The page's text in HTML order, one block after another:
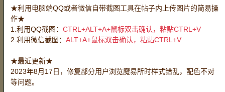
消耗品：
全部 料理 血瓶 时水
技能草
材料：
全部 挖掘 狩猎 伐木 宝石
务
有偿服务：
全部 装备加工 药剂制作
料理烹饪
★利用电脑端QQ或者微信自带截图工具在帖子内上传图片的简易操
作★
1.利用QQ截图： CTRL+ALT+A+鼠标双击确认，粘贴CTRL+V
2.利用微信截图： ALT+A+鼠标双击确认，粘贴CTRL+V
★最近更新★
2023年8月17日，修复部分用户浏览魔易所时样式错乱，配色不对
等问题。